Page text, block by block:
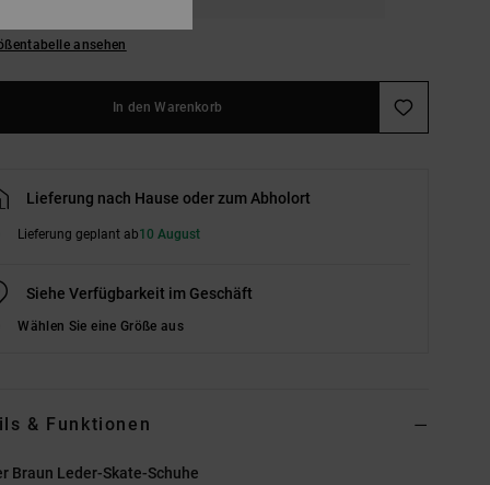
ansehen
In den Warenkorb
Lieferung nach Hause oder zum Abholort
Lieferung geplant ab10 August
Siehe Verfügbarkeit im Geschäft
Wählen Sie eine Größe aus
& Funktionen
Braun Leder-Skate-Schuhe